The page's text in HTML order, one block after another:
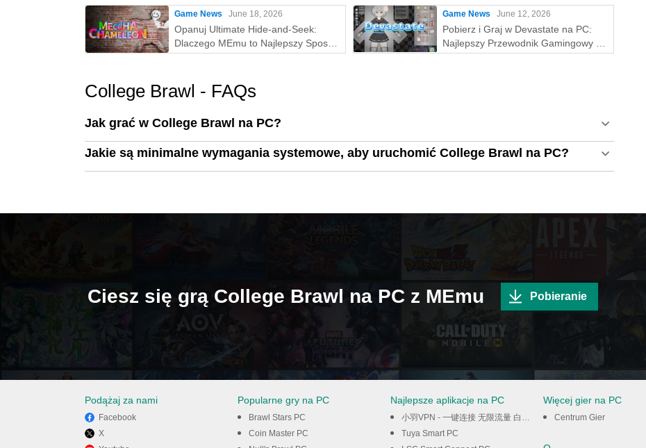
Game News June 18, 2026
Opanuj Ultimate Hide-and-Seek:
Dlaczego MEmu to Najlepszy Sposób
na Grę w MECCHA CHAMELEON na
Game News June 12, 2026
Pobierz i Graj w Devastate na PC:
Najlepszy Przewodnik Gamingowy z
MEmu Play
College Brawl - FAQs
Jak grać w College Brawl na PC?
Jakie są minimalne wymagania systemowe, aby uruchomić College Brawl na PC?
Ciesz się grą College Brawl na PC z MEmu Pobieranie
Podążaj za nami
Facebook
X
Popularne gry na PC
Brawl Stars PC
Coin Master PC
Najlepsze aplikacje na PC
小羽VPN - 一键连接 无限流量 白嫖VPN PC
Tuya Smart PC
Więcej gier na PC
Centrum Gier